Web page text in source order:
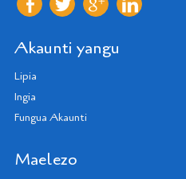
Akaunti yangu
Lipia
Ingia
Fungua Akaunti
Maelezo